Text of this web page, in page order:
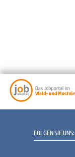
FOLGEN SIE UNS: